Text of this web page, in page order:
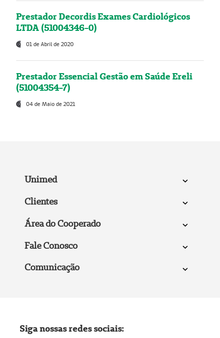
Prestador Decordis Exames Cardiológicos
LTDA (51004346-0)
01 de Abril de 2020
Prestador Essencial Gestão em Saúde Ereli
(51004354-7)
04 de Maio de 2021
Unimed
Clientes
Área do Cooperado
Fale Conosco
Comunicação
Siga nossas redes sociais: